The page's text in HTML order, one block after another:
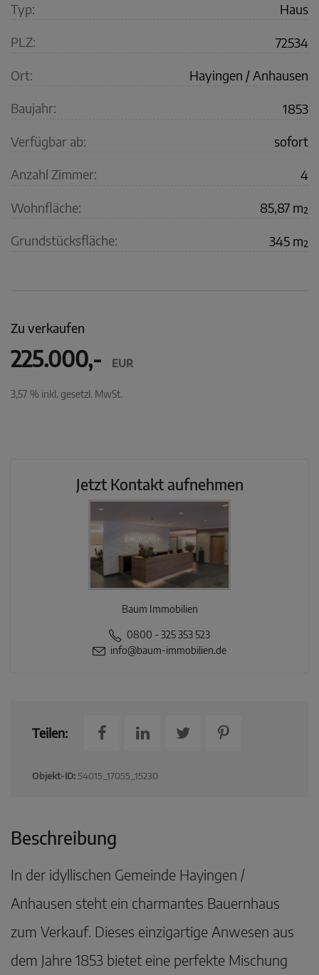
Typ: Haus
PLZ: 72534
Ort: Hayingen / Anhausen
Baujahr: 1853
Verfügbar ab: sofort
Anzahl Zimmer: 4
Wohnfläche: 85,87 m²
Grundstücksfläche: 345 m²
Zu verkaufen
225.000,- EUR
3,57 % inkl. gesetzl. MwSt.
Jetzt Kontakt aufnehmen
Baum Immobilien
0800 - 325 353 523
info@baum-immobilien.de
Teilen:
Objekt-ID: 54015_17055_15230
Beschreibung
In der idyllischen Gemeinde Hayingen /
Anhausen steht ein charmantes Bauernhaus
zum Verkauf. Dieses einzigartige Anwesen aus
dem Jahre 1853 bietet eine perfekte Mischung